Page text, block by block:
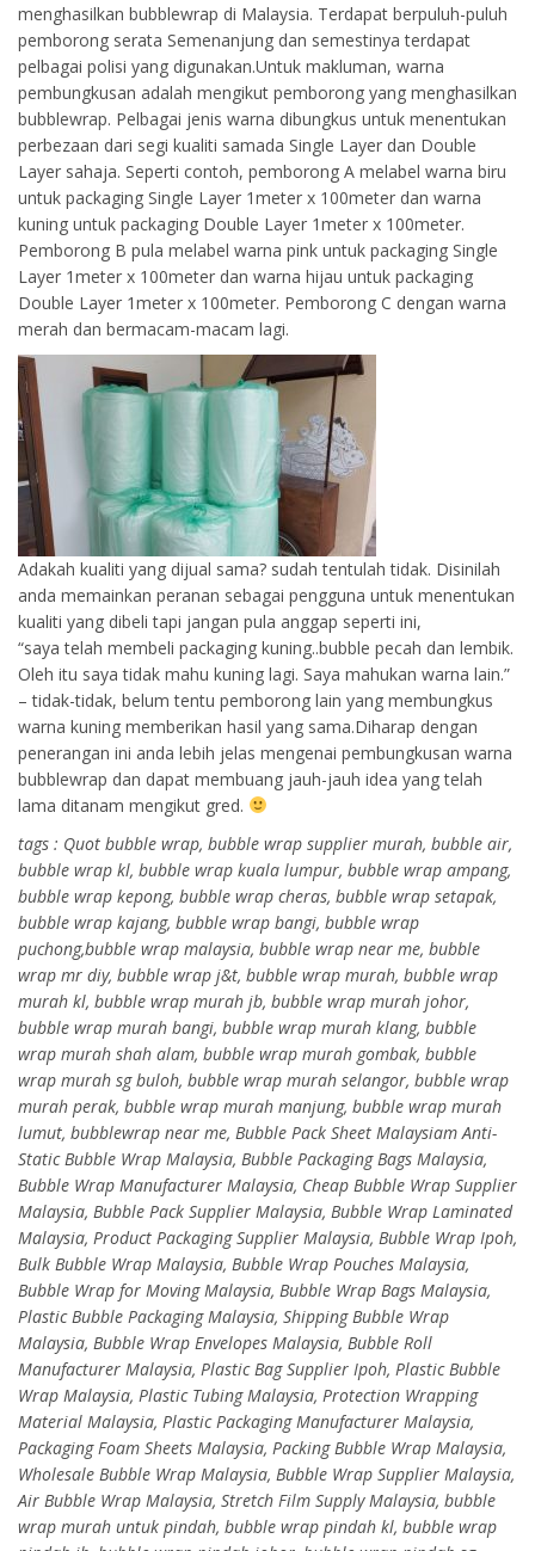
menghasilkan bubblewrap di Malaysia. Terdapat berpuluh-puluh
pemborong serata Semenanjung dan semestinya terdapat
pelbagai polisi yang digunakan.Untuk makluman, warna
pembungkusan adalah mengikut pemborong yang menghasilkan
bubblewrap. Pelbagai jenis warna dibungkus untuk menentukan
perbezaan dari segi kualiti samada Single Layer dan Double
Layer sahaja. Seperti contoh, pemborong A melabel warna biru
untuk packaging Single Layer 1meter x 100meter dan warna
kuning untuk packaging Double Layer 1meter x 100meter.
Pemborong B pula melabel warna pink untuk packaging Single
Layer 1meter x 100meter dan warna hijau untuk packaging
Double Layer 1meter x 100meter. Pemborong C dengan warna
merah dan bermacam-macam lagi.
Adakah kualiti yang dijual sama? sudah tentulah tidak. Disinilah
anda memainkan peranan sebagai pengguna untuk menentukan
kualiti yang dibeli tapi jangan pula anggap seperti ini,
“saya telah membeli packaging kuning..bubble pecah dan lembik.
Oleh itu saya tidak mahu kuning lagi. Saya mahukan warna lain.”
– tidak-tidak, belum tentu pemborong lain yang membungkus
warna kuning memberikan hasil yang sama.Diharap dengan
penerangan ini anda lebih jelas mengenai pembungkusan warna
bubblewrap dan dapat membuang jauh-jauh idea yang telah
lama ditanam mengikut gred.
tags : Quot bubble wrap, bubble wrap supplier murah, bubble air,
bubble wrap kl, bubble wrap kuala lumpur, bubble wrap ampang,
bubble wrap kepong, bubble wrap cheras, bubble wrap setapak,
bubble wrap kajang, bubble wrap bangi, bubble wrap
puchong,bubble wrap malaysia, bubble wrap near me, bubble
wrap mr diy, bubble wrap j&t, bubble wrap murah, bubble wrap
murah kl, bubble wrap murah jb, bubble wrap murah johor,
bubble wrap murah bangi, bubble wrap murah klang, bubble
wrap murah shah alam, bubble wrap murah gombak, bubble
wrap murah sg buloh, bubble wrap murah selangor, bubble wrap
murah perak, bubble wrap murah manjung, bubble wrap murah
lumut, bubblewrap near me, Bubble Pack Sheet Malaysiam Anti-
Static Bubble Wrap Malaysia, Bubble Packaging Bags Malaysia,
Bubble Wrap Manufacturer Malaysia, Cheap Bubble Wrap Supplier
Malaysia, Bubble Pack Supplier Malaysia, Bubble Wrap Laminated
Malaysia, Product Packaging Supplier Malaysia, Bubble Wrap Ipoh,
Bulk Bubble Wrap Malaysia, Bubble Wrap Pouches Malaysia,
Bubble Wrap for Moving Malaysia, Bubble Wrap Bags Malaysia,
Plastic Bubble Packaging Malaysia, Shipping Bubble Wrap
Malaysia, Bubble Wrap Envelopes Malaysia, Bubble Roll
Manufacturer Malaysia, Plastic Bag Supplier Ipoh, Plastic Bubble
Wrap Malaysia, Plastic Tubing Malaysia, Protection Wrapping
Material Malaysia, Plastic Packaging Manufacturer Malaysia,
Packaging Foam Sheets Malaysia, Packing Bubble Wrap Malaysia,
Wholesale Bubble Wrap Malaysia, Bubble Wrap Supplier Malaysia,
Air Bubble Wrap Malaysia, Stretch Film Supply Malaysia, bubble
wrap murah untuk pindah, bubble wrap pindah kl, bubble wrap